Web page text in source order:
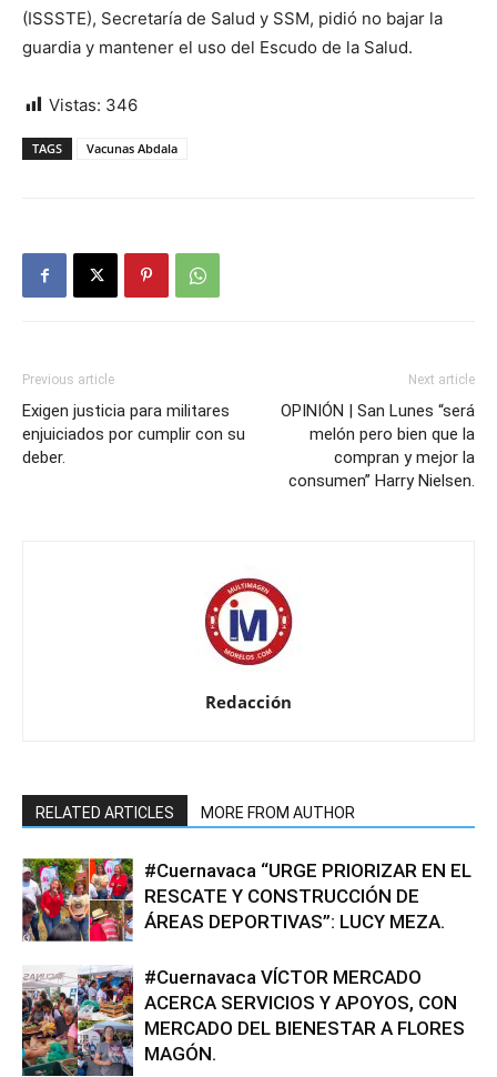
(ISSSTE), Secretaría de Salud y SSM, pidió no bajar la
guardia y mantener el uso del Escudo de la Salud.
Vistas: 346
TAGS Vacunas Abdala
Previous article
Exigen justicia para militares
enjuiciados por cumplir con su
deber.
Next article
OPINIÓN | San Lunes “será
melón pero bien que la
compran y mejor la
consumen” Harry Nielsen.
Redacción
RELATED ARTICLES MORE FROM AUTHOR
#Cuernavaca “URGE PRIORIZAR EN EL
RESCATE Y CONSTRUCCIÓN DE
ÁREAS DEPORTIVAS”: LUCY MEZA.
#Cuernavaca VÍCTOR MERCADO
ACERCA SERVICIOS Y APOYOS, CON
MERCADO DEL BIENESTAR A FLORES
MAGÓN.